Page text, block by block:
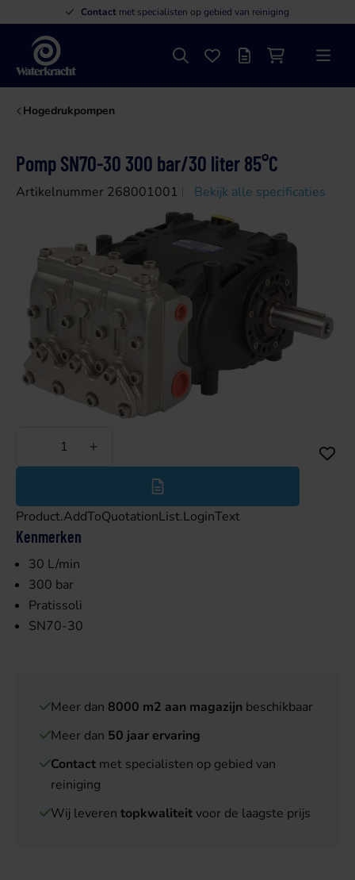
Contact met specialisten op gebied van reiniging
Waterkracht
ZoekenFavorieten
OffertelijstWinkelwagen
Menu
Hogedrukpompen
Pomp SN70-30 300 bar/30 liter 85°C
Artikelnummer 268001001 Bekijk alle specificaties
Minder
Product.AddToQuotationList.LoginText
Kenmerken
30 L/min
300 bar
Pratissoli
SN70-30
Meer dan 8000 m2 aan magazijn beschikbaar
Meer dan 50 jaar ervaring
Contact met specialisten op gebied van
reiniging
Wij leveren topkwaliteit voor de laagste prijs